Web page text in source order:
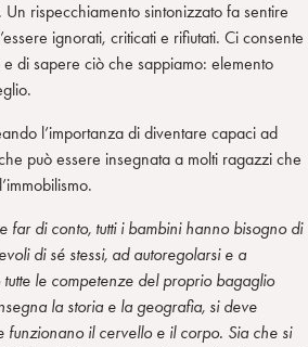
rispecchiamento sintonizzato fa sentire
ignorati, criticati e rifiutati. Ci consente
di sapere ciò che sappiamo: elemento
l’importanza di diventare capaci ad
può essere insegnata a molti ragazzi che
far di conto, tutti i bambini hanno bisogno di
di sé stessi, ad autoregolarsi e a
le competenze del proprio bagaglio
la storia e la geografia, si deve
funzionano il cervello e il corpo. Sia che si